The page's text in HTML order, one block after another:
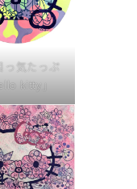
っ気たっぷ
kitty」